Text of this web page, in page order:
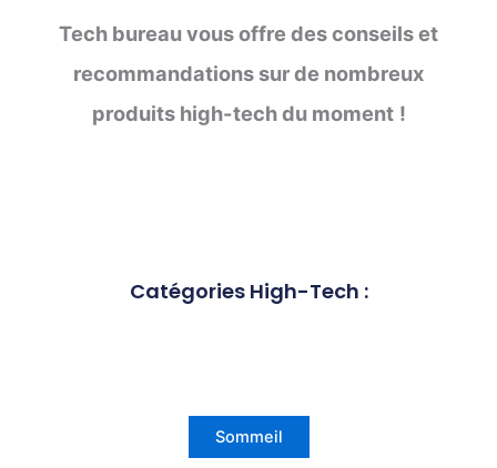
Tech bureau vous offre des conseils et
recommandations sur de nombreux
produits high-tech du moment !
Catégories High-Tech :
Sommeil